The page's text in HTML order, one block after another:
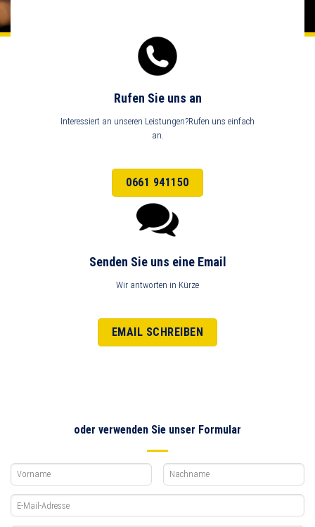
Rufen Sie uns an
Interessiert an unseren Leistungen?Rufen uns einfach
an.
0661 941150
Senden Sie uns eine Email
Wir antworten in Kürze
EMAIL SCHREIBEN
oder verwenden Sie unser Formular